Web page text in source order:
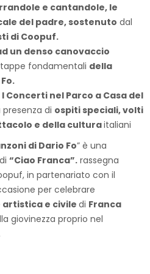
e cantandole, le
del padre, sostenuto dal
di Coopuf.
un denso canovaccio
fondamentali della
Concerti nel Parco a Casa del
di ospiti speciali, volti
e della culturaitaliani
di Dario Fo” è una
“Ciao Franca”. rassegna
in partenariato con il
per celebrare
e civile di Franca
giovinezza proprio nel